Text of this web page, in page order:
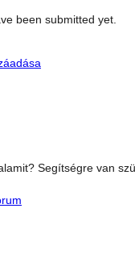
been submitted yet.
Segítségre van